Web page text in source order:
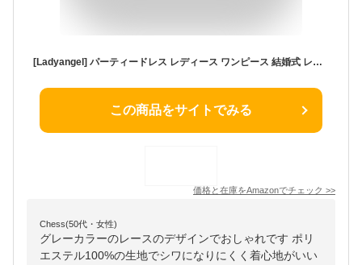
[Ladyangel] パーティードレス レディース ワンピース 結婚式 レース フリル 大人 可愛い シフォン 長袖 ミモレ丈 ファスナー 裏地付き フォーマル お呼ばれ 二次会 謝恩会 発表会 卒業式
この商品をサイトでみる
価格と在庫をAmazonでチェック >>
Chess(50代・女性)
グレーカラーのレースのデザインでおしゃれです ポリ
エステル100%の生地でシワになりにくく着心地がいい